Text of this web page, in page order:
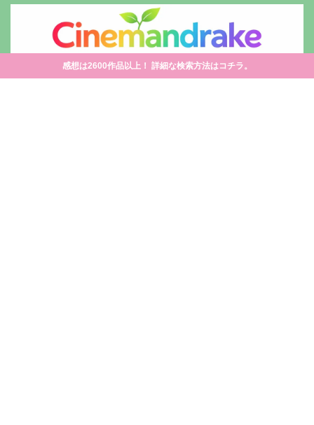
感想は2600作品以上！ 詳細な検索方法はコチラ。